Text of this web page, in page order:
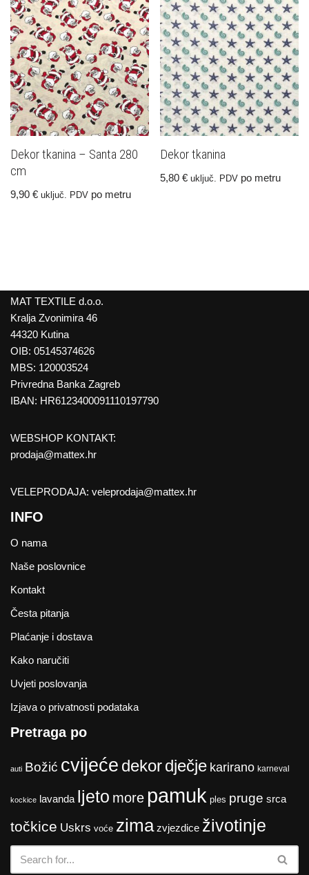
Dekor tkanina – Santa 280
cm
9,90 € uključ. PDV po metru
Dekor tkanina
5,80€ uključ. PDV po metru
MAT TEXTILE d.o.o.
Kralja Zvonimira 46
44320 Kutina
OIB: 05145374626
MBS: 120003524
Privredna Banka Zagreb
IBAN: HR6123400091110197790
WEBSHOP KONTAKT:
prodaja@mattex.hr
VELEPRODAJA: veleprodaja@mattex.hr
INFO
O nama
Naše poslovnice
Kontakt
Česta pitanja
Plaćanje i dostava
Kako naručiti
Uvjeti poslovanja
Izjava o privatnosti podataka
Pretraga po
auti Božić cvijeće dekordječje karirano karneval
kockice lavanda ljeto more pamuk ples pruge srca
točkice Uskrs voće zima zvjezdice životinje